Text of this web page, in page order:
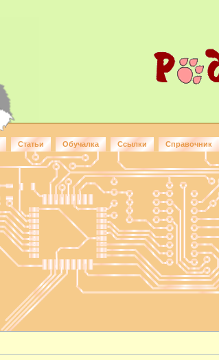
Статьи Обучалка Ссылки Справочник